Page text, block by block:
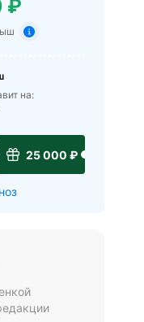
₽
на:
25 000 ₽